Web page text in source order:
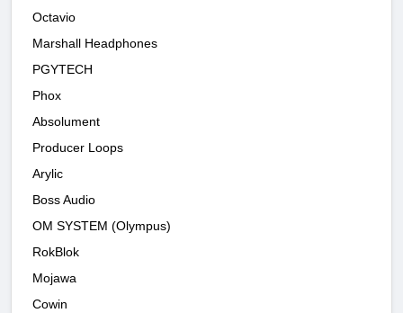
Octavio
Marshall Headphones
PGYTECH
Phox
Absolument
Producer Loops
Arylic
Boss Audio
OM SYSTEM (Olympus)
RokBlok
Mojawa
Cowin